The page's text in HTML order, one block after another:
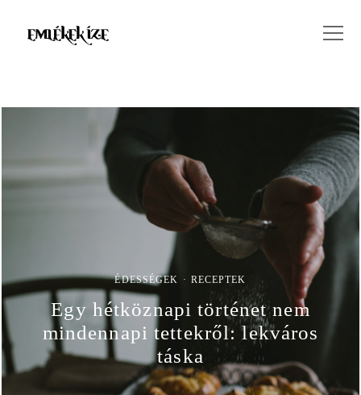
ÉDESSÉGEK RECEPTEK
Egy hétköznapi történet nem
mindennapi tettekről: lekváros
táska